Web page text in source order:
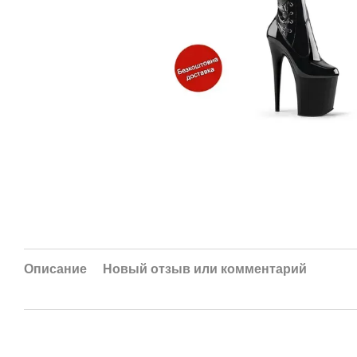
Описание Новый отзыв или комментарий